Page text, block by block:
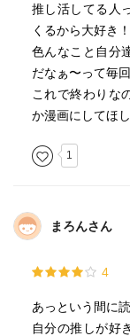
推し活してる人
くるから大好き！
色んなこと自分
だなぁ〜って毎
これで終わりな
か漫画にしてほ
1
まろんさん
4
あっという間に
自分の推しが好